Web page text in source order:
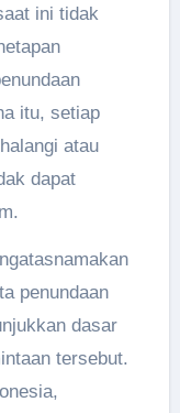
ini tidak
itu, setiap
atau
dapat
penundaan
dasar
tersebut.